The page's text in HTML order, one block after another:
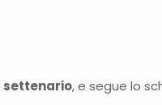
settenario, e segue lo